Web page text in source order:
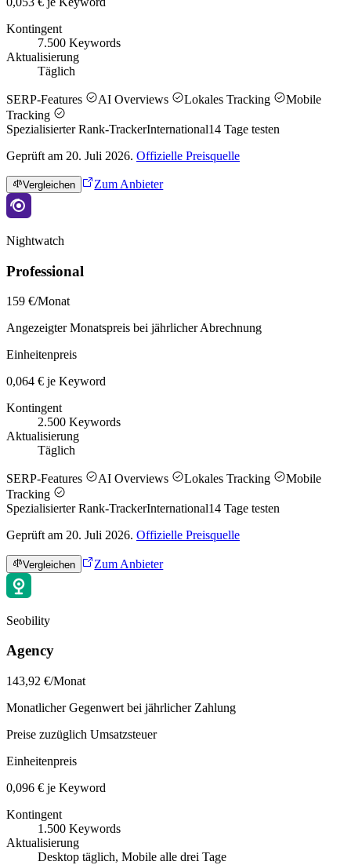
Kontingent
7.500 Keywords
Aktualisierung
Täglich
SERP-Features AI Overviews Lokales Tracking
Mobile
Tracking
Spezialisierter Rank-TrackerInternational14 Tage testen
Geprüft am 20. Juli 2026. Offizielle Preisquelle
Vergleichen Zum Anbieter
Nightwatch
Professional
159 €/Monat
Angezeigter Monatspreis bei jährlicher Abrechnung
Einheitenpreis
0,064 € je Keyword
Kontingent
2.500 Keywords
Aktualisierung
Täglich
SERP-Features AI Overviews Lokales Tracking
Mobile
Tracking
Spezialisierter Rank-TrackerInternational14 Tage testen
Geprüft am 20. Juli 2026. Offizielle Preisquelle
Vergleichen Zum Anbieter
Seobility
Agency
143,92 €/Monat
Monatlicher Gegenwert bei jährlicher Zahlung
Preise zuzüglich Umsatzsteuer
Einheitenpreis
0,096 € je Keyword
Kontingent
1.500 Keywords
Aktualisierung
Desktop täglich, Mobile alle drei Tage